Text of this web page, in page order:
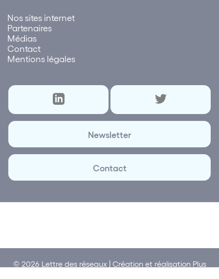
Nos sites internet
Partenaires
Médias
Contact
Mentions légales
Newsletter
Contact
© 2026 Lettre des réseaux | Création et réalisation Plus